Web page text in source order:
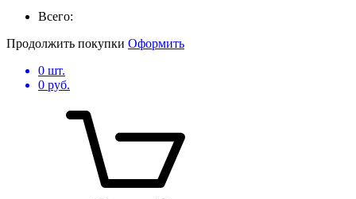
Всего:
Продолжить покупки Оформить
0 шт.
0 руб.